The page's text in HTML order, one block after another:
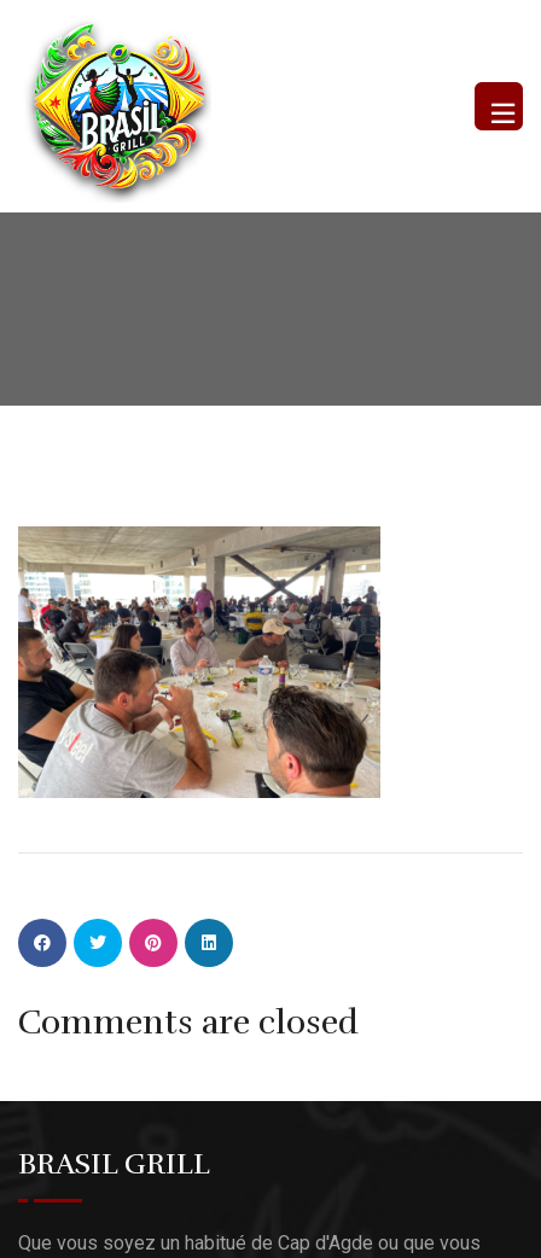
Comments are closed
BRASIL GRILL
Que vous soyez un habitué de Cap d'Agde ou que vous